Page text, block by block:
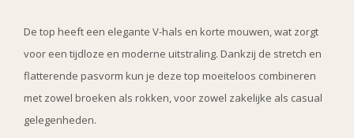
De top heeft een elegante V-hals en korte mouwen, wat zorgt
voor een tijdloze en moderne uitstraling. Dankzij de stretch en
flatterende pasvorm kun je deze top moeiteloos combineren
met zowel broeken als rokken, voor zowel zakelijke als casual
gelegenheden.